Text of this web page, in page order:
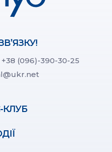
+38 (096)-390-30-25
КЛУБ